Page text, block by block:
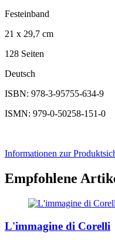
Festeinband
21 x 29,7 cm
128 Seiten
Deutsch
ISBN: 978-3-95755-634-9
ISMN: 979-0-50258-151-0
Informationen zur
Empfohlene
L'immagine di Corelli